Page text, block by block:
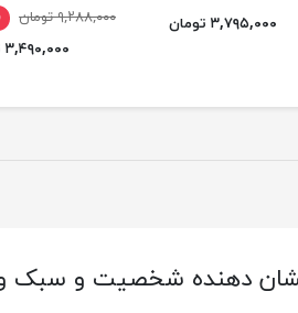
۳,۷۹۵,۰۰۰ تومان ۹,۲۸۸,۰۰۰ تومان
۳,۴۹۰,۰۰۰ تومان
نشان دهنده شخصیت و